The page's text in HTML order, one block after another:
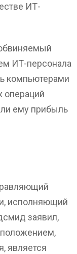
ИТ-
ИТ-персонала
компьютерами
операций
ему прибыль
исполняющий
заявил,
является